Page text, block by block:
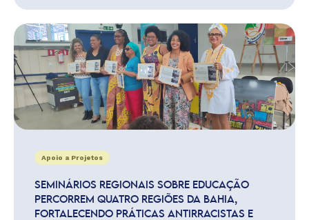
Apoio a Projetos
SEMINÁRIOS REGIONAIS SOBRE EDUCAÇÃO
PERCORREM QUATRO REGIÕES DA BAHIA,
FORTALECENDO PRÁTICAS ANTIRRACISTAS E